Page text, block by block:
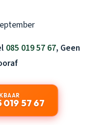
085 019 57 67, Geen
019 57 67